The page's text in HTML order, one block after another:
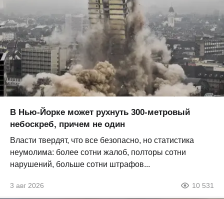
В Нью-Йорке может рухнуть 300-метровый
небоскреб, причем не один
Власти твердят, что все безопасно, но статистика
неумолима: более сотни жалоб, полторы сотни
нарушений, больше сотни штрафов...
3 авг 2026 10 531